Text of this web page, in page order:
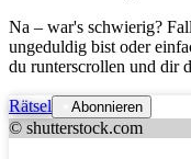
Na – war's schwierig?
ungeduldig bist oder
du runterscrollen und dir
Rätsel Abonnieren
© shutterstock.com